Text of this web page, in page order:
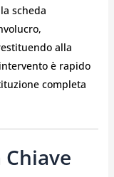
scheda
alla
è rapido
completa